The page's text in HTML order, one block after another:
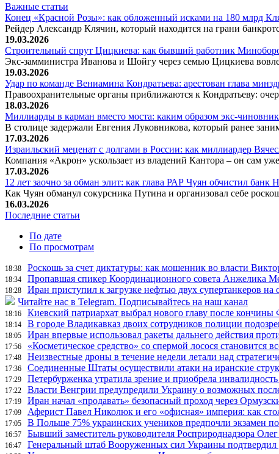
Важные статьи
Конец «Красной Розы»: как обложенный исками на 180 млрд
Рейдер Александр Клячин, который находится на грани
19.03.2026
Строительный спрут Цицкиева: как бывший работник
Экс-замминистра Иванова и Шойгу через семью Цицкиева
19.03.2026
Удар по команде Вениамина Кондратьева: арестован глава
Правоохранительные органы приближаются к Кондратьеву:
18.03.2026
Миллиарды в карман вместо моста: каким образом экс-
В столице задержали Евгения Луковникова, который ранее
17.03.2026
Израильский меценат с долгами в России: как миллиардер
Компания «Акрон» ускользает из владений Кантора – он сам
17.03.2026
12 лет заочно за обман элит: как глава РАР Чуян обчистил
Как Чуян обманул сокурсника Путина и организовал себе
16.03.2026
Последние статьи
По дате
По просмотрам
18:38 Роскошь за счет диктатуры: как мошенник во власти
18:34 Пропавшая спикер Координационного совета Анжелика
18:28
Иран приступил к загрузке нефтью двух супертанкеров на
Читайте нас в Telegram. Подписывайтесь на наш канал
18:16 Киевский патриархат выбрал нового главу после кончины
18:14 В городе Владикавказ двоих сотрудников полиции
18:05 Иран впервые использовал ракеты дальнего действия
17:56 «Косметическое средство» со спермой лосося
17:48 Неизвестные дроны в течение недели летали над
17:36 Соединенные Штаты осуществили атаки на иранские
17:29 Петербурженка утратила зрение и приобрела
17:22 Власти Венгрии предупредили Украину о возможных
17:19 Иран начал «продавать» безопасный проход через
17:09 Аферист Павел Николюк и его «офисная» империя: как
17:05 В Польше 75% украинских учеников предпочли экзамен
16:57 Бывший заместитель руководителя Росприроднадзора
16:47 Генеральный штаб Вооруженных сил Украины подтвердил